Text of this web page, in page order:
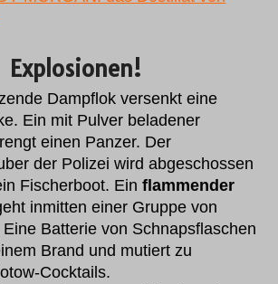
Explosionen!
Dampflok versenkt eine
Ein mit Pulver beladener
einen Panzer. Der
der Polizei wird abgeschossen
Fischerboot. Einflammender
inmitten einer Gruppe von
Batterie von Schnapsflaschen
Brand und mutiert zu
Cocktails.